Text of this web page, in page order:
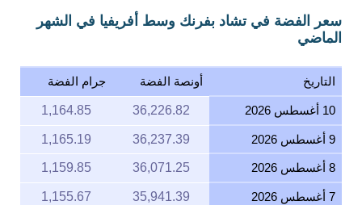
سعر الفضة في تشاد بفرنك وسط أفريفيا في الشهر
الماضي
التاريخ أونصة الفضة جرام الفضة
10 أغسطس 2026 36,226.82
1,164.85
9 أغسطس 2026 36,237.39
1,165.19
8 أغسطس 2026 36,071.25
1,159.85
7 أغسطس 2026 35,941.39
1,155.67